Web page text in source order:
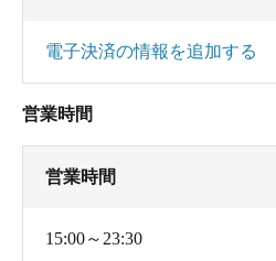
電子決済の情報を追加する
営業時間
営業時間
15:00～23:30